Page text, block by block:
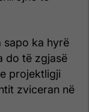
sapo ka hyrë
do të zgjasë
projektligji
zviceran në